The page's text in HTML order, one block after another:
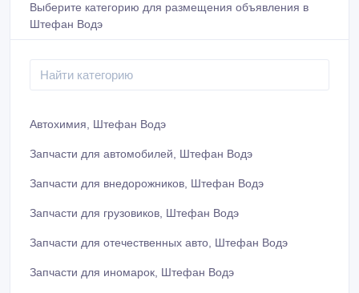
Выберите категорию для размещения объявления в
Штефан Водэ
Автохимия, Штефан Водэ
Запчасти для автомобилей, Штефан Водэ
Запчасти для внедорожников, Штефан Водэ
Запчасти для грузовиков, Штефан Водэ
Запчасти для отечественных авто, Штефан Водэ
Запчасти для иномарок, Штефан Водэ